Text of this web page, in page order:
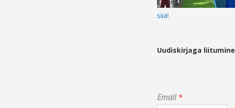
siia!
Uudiskirjaga liitumine
E
m
Email*